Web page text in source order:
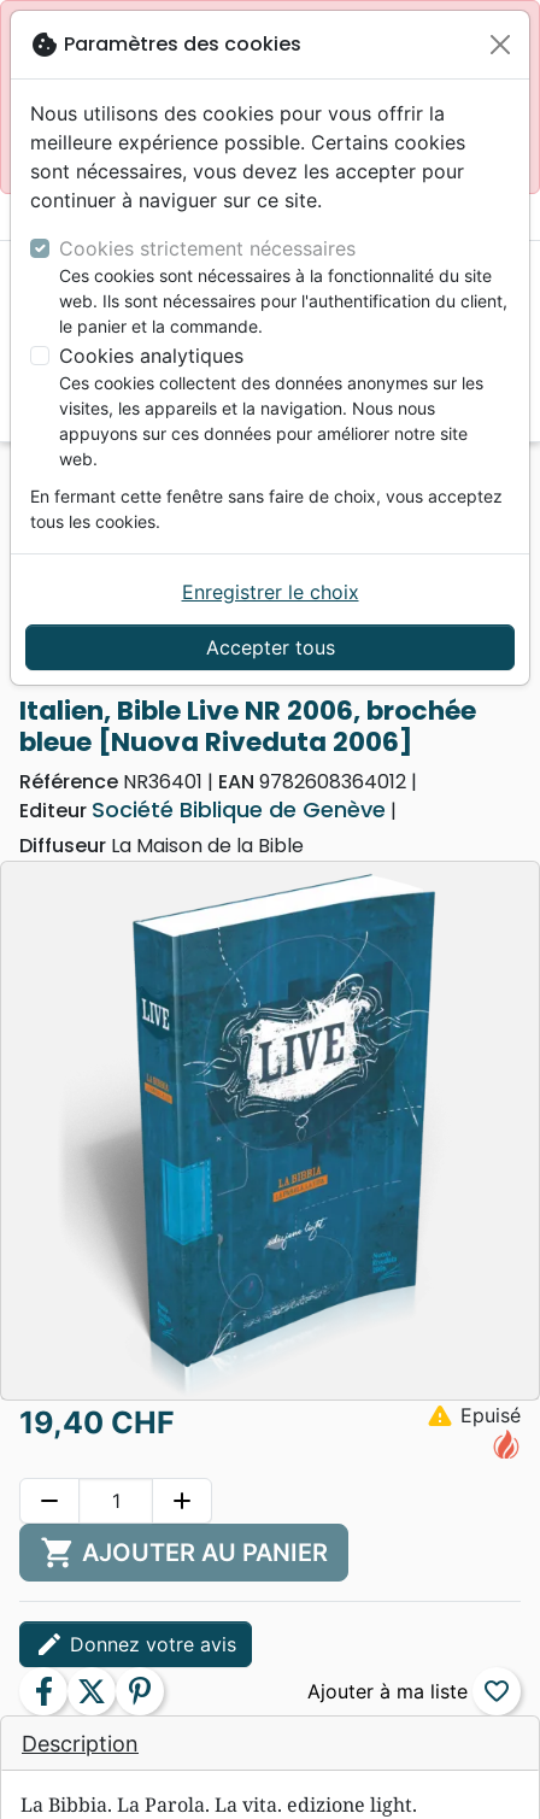
blockSite réservé aux professionnels
Accès pour les professionnels : Se connecter
Site pour le grand public : La Maison de la Bible
menu
Vous ne pouvez pas créer de nouvelle commande
depuis votre pays (United States).
Bibles d'étude
Italien, Bible Live NR 2006, brochée bleue [Nuova
Italien, Bible Live NR 2006, brochée
bleue [Nuova Riveduta 2006]
Référence NR36401 EAN 9782608364012
Editeur Société Biblique de Genève
Diffuseur La Maison de la Bible
Description
La Bibbia. La Parola. La vita. edizione light.
19,40 CHF warning Epuisé
remove add
shopping_cart AJOUTER AU PANIER
edit Donnez votre avis
facebook twitter pinterest favorite_border
cookie Paramètres des cookies
Nous utilisons des cookies pour vous offrir la
meilleure expérience possible. Certains cookies
sont nécessaires, vous devez les accepter pour
continuer à naviguer sur ce site.
Cookies strictement nécessaires
Ces cookies sont nécessaires à la fonctionnalité du site
web. Ils sont nécessaires pour l'authentification du client,
le panier et la commande.
Cookies analytiques
Ces cookies collectent des données anonymes sur les
visites, les appareils et la navigation. Nous nous
appuyons sur ces données pour améliorer notre site
web.
En fermant cette fenêtre sans faire de choix, vous acceptez
tous les cookies.
Accepter tous
Enregistrer le choix